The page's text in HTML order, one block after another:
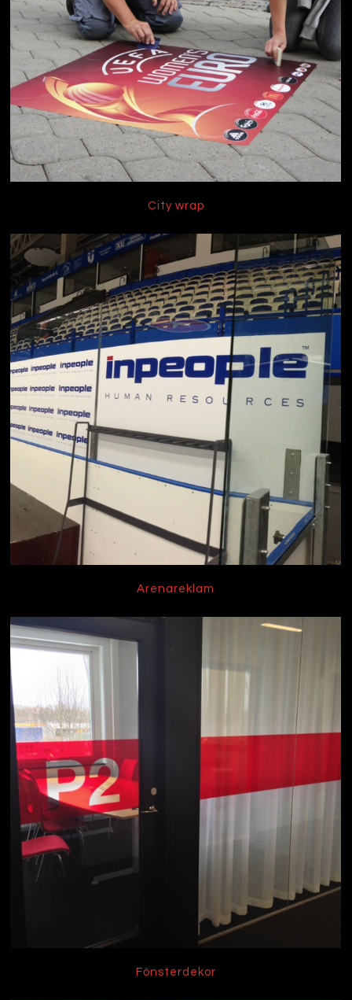
City wrap
Arenareklam
Fönsterdekor